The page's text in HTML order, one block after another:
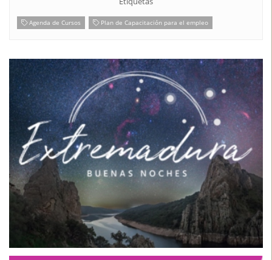
Agenda de Cursos Plan de Capacitación para el empleo